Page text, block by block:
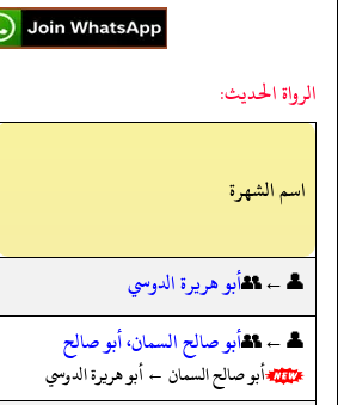
الرواة الحديث:
اسم الشهرة
👤←👥أبو هريرة الدوسي
👤←👥أبو صالح السمان، أبو صالح
أبو صالح السمان ← أبو هريرة الدوسي